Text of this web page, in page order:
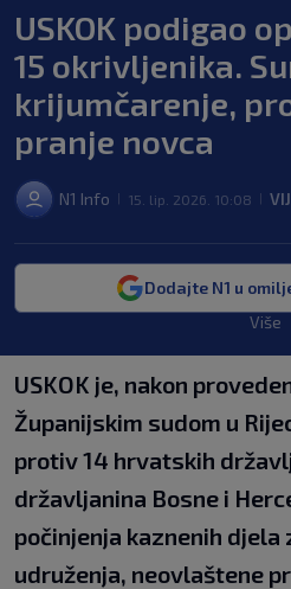
USKOK podigao
15 okrivljenika.
krijumčarenje,
pranje novca
N1 Info 15. lip. 2026. 10:08
Dodajte N1 u
Više
USKOK je, nakon
Županijskim sudom u
protiv 14 hrvatskih
državljanina Bosne i
počinjenja kaznenih djela
udruženja, neovlaštene